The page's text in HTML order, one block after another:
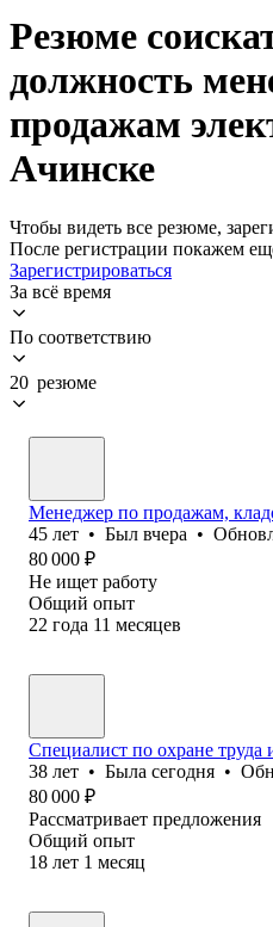
Резюме
должность
продажам
Ачинске
Чтобы видеть все резюме,
После регистрации покажем
Зарегистрироваться
За всё время
По соответствию
20 резюме
Менеджер по продажам,
45 лет • Был вчера •
80 000 ₽
Не ищет работу
Общий опыт
22 года 11 месяцев
Специалист по охране труда
38 лет • Была сегодня •
80 000 ₽
Рассматривает предложения
Общий опыт
18 лет 1 месяц